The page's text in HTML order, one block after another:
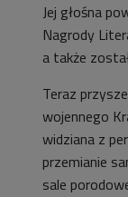
Jej głośna
Nagrody
a także
Teraz
wojennego
widziana z
przemianie
sale